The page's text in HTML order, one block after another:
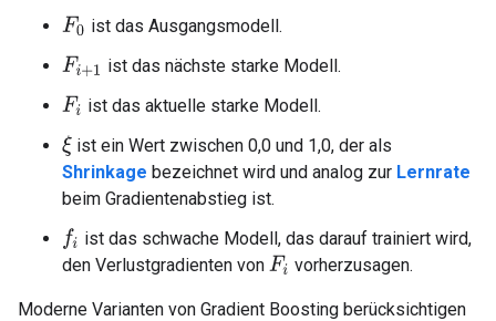
F0 ist das Ausgangsmodell.
Fi+1 ist das nächste starke Modell.
Fi ist das aktuelle starke Modell.
ξist ein Wert zwischen 0,0 und 1,0, der als
Shrinkage bezeichnet wird und analog zur Lernrate
beim Gradientenabstieg ist.
f
ist das schwache Modell, das darauf trainiert wird,
den Verlustgradienten von Fi vorherzusagen.
Moderne Varianten von Gradient Boosting berücksichtigen